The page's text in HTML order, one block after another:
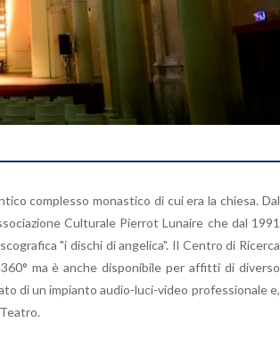
complesso monastico di cui era la chiesa. Dal
Culturale Pierrot Lunaire che dal 1991
"i dischi di angelica". Il Centro di Ricerca
ma è anche disponibile per affitti di diverso
di un impianto audio-luci-video professionale e,